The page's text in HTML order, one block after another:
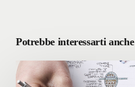
Potrebbe interessarti anche
FONDAZIONE
MANI